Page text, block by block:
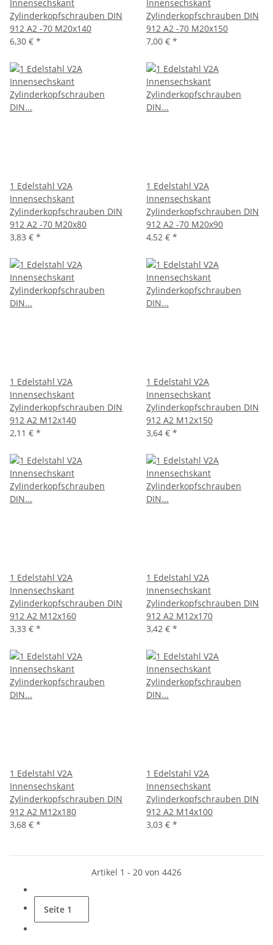
Innensechskant
Zylinderkopfschrauben DIN
912 A2 -70 M20x140
6,30 € *
Innensechskant
Zylinderkopfschrauben DIN
912 A2 -70 M20x150
7,00 € *
1 Edelstahl V2A
Innensechskant
Zylinderkopfschrauben DIN
912 A2 -70 M20x80
3,83 € *
1 Edelstahl V2A
Innensechskant
Zylinderkopfschrauben DIN
912 A2 -70 M20x90
4,52 € *
1 Edelstahl V2A
Innensechskant
Zylinderkopfschrauben DIN
912 A2 M12x140
2,11 € *
1 Edelstahl V2A
Innensechskant
Zylinderkopfschrauben DIN
912 A2 M12x150
3,64 € *
1 Edelstahl V2A
Innensechskant
Zylinderkopfschrauben DIN
912 A2 M12x160
3,33 € *
1 Edelstahl V2A
Innensechskant
Zylinderkopfschrauben DIN
912 A2 M12x170
3,42 € *
1 Edelstahl V2A
Innensechskant
Zylinderkopfschrauben DIN
912 A2 M12x180
3,68 € *
1 Edelstahl V2A
Innensechskant
Zylinderkopfschrauben DIN
912 A2 M14x100
3,03 € *
Artikel 1 - 20 von 4426
Seite 1